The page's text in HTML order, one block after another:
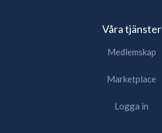
Våra tjänster
Medlemskap
Marketplace
Logga in